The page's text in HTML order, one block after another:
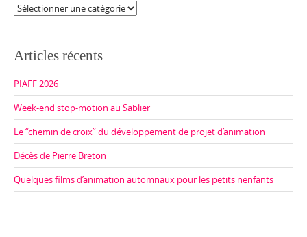
Catégories
Articles récents
PIAFF 2026
Week-end stop-motion au Sablier
Le “chemin de croix” du développement de projet d’animation
Décès de Pierre Breton
Quelques films d’animation automnaux pour les petits nenfants